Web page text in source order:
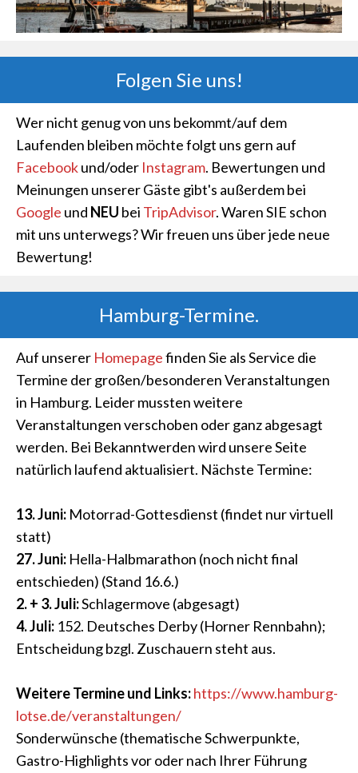
Folgen Sie uns!
Wer nicht genug von uns bekommt/auf dem
Laufenden bleiben möchte folgt uns gern auf
Facebookund/oder Instagram. Bewertungen und
Meinungen unserer Gäste gibt's außerdem bei
Google und NEU bei TripAdvisor. Waren SIE schon
mit uns unterwegs? Wir freuen uns über jede neue
Bewertung!
Hamburg-Termine.
Auf unserer Homepagefinden Sie als Service die
Termine der großen/besonderen Veranstaltungen
in Hamburg. Leider mussten weitere
Veranstaltungen verschoben oder ganz abgesagt
werden. Bei Bekanntwerden wird unsere Seite
natürlich laufend aktualisiert. Nächste Termine:
13. Juni: Motorrad-Gottesdienst (findet nur virtuell
statt)
27. Juni: Hella-Halbmarathon (noch nicht final
entschieden) (Stand 16.6.)
2. + 3. Juli:Schlagermove (abgesagt)
4. Juli: 152. Deutsches Derby (Horner Rennbahn);
Entscheidung bzgl. Zuschauern steht aus.
Weitere Termine und Links:https://www.hamburg-
lotse.de/veranstaltungen/
Sonderwünsche (thematische Schwerpunkte,
Gastro-Highlights vor oder nach Ihrer Führung